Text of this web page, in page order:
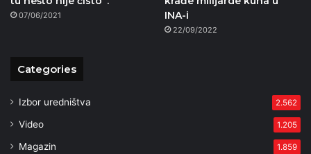
07/06/2021
INA-i
22/09/2022
Categories
Izbor uredništva 2.562
Video 1.205
Magazin 1.859